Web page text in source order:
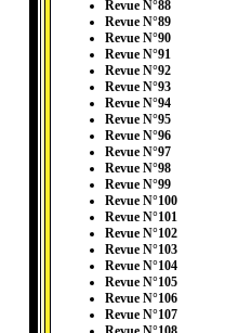
Revue N°88
Revue N°89
Revue N°90
Revue N°91
Revue N°92
Revue N°93
Revue N°94
Revue N°95
Revue N°96
Revue N°97
Revue N°98
Revue N°99
Revue N°100
Revue N°101
Revue N°102
Revue N°103
Revue N°104
Revue N°105
Revue N°106
Revue N°107